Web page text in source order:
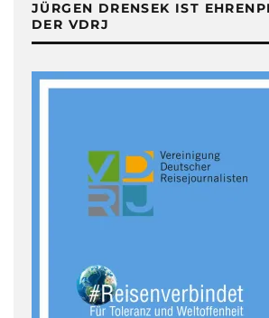
JÜRGEN DRENSEK IST
DER VDRJ